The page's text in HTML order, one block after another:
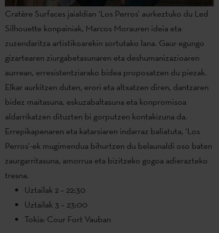
Cratère Surfaces jaialdian ‘Los Perros’ aurkeztuko du Led
Silhouette konpainiak, Marcos Morauren ideia eta
zuzendaritza artistikoarekin sortutako lana. Gaur egungo
gizartearen ziurgabetasunaren eta deshumanizazioaren
aurrean, erresistentziarako bidea proposatzen du piezak.
Elkar aurkitzen duten, erori eta altxatzen diren, dantzaren
bidez maitasuna, eskuzabaltasuna eta konpromisoa
aldarrikatzen dituzten bi gorputzen kontakizuna da.
Errepikapenaren eta katarsiaren indarraz baliatuta, ‘Los
Perros’-ek mugimendua bihurtzen du belaunaldi oso baten
zaurgarritasuna, amorrua eta bizitzeko gogoa adierazteko
tresna.
Uztailak 2 – 22:30
Uztailak 3 – 23:00
Tokia: Cour Fort Vauban